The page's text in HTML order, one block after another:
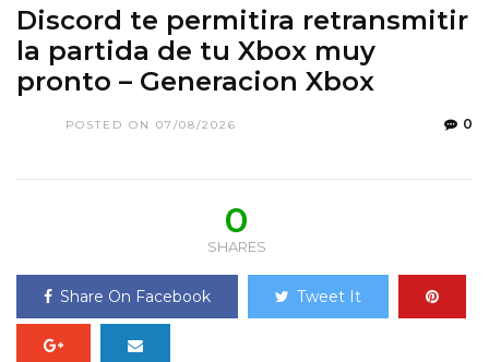
Discord te permitira retransmitir
la partida de tu Xbox muy
pronto – Generacion Xbox
POSTED ON 07/08/2026 0
0
SHARES
Share On Facebook Tweet It